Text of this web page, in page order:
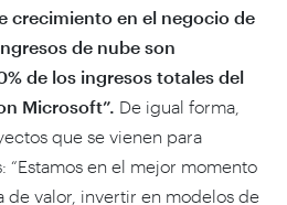
crecimiento en el negocio de
de nube son
de los ingresos totales del
Microsoft”. De igual forma,
que se vienen para
“Estamos en el mejor momento
de valor, invertir en modelos de